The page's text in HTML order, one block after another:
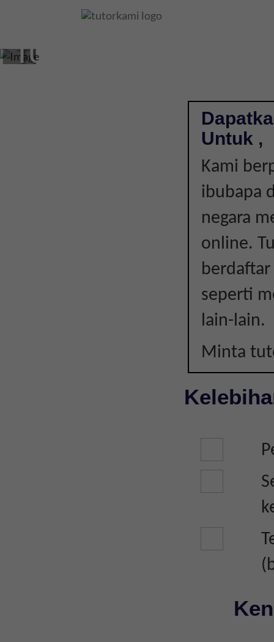
CIKGU
TUISYEN
Untuk ,
Kami
ibubapa
negara
online.
seperti
lain-lain.
Minta